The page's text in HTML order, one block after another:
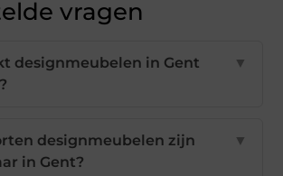
vragen
designmeubelen in Gent
▼
designmeubelen zijn
in Gent?
▼